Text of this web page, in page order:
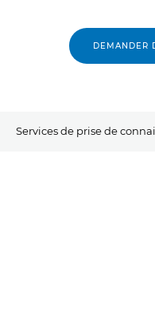
DEMANDER
Services de prise de